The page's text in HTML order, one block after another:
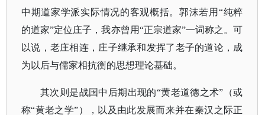
中期道家学派实际情况的客观概括。郭沫若用“纯粹
的道家”定位庄子，我亦曾用“正宗道家”一词称之。可
以说，老庄相连，庄子继承和发挥了老子的道论，成
为以后与儒家相抗衡的思想理论基础。
其次则是战国中后期出现的“黄老道德之术”（或
称“黄老之学”），以及由此发展而来并在秦汉之际正